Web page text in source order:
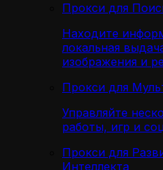
Прокси для
Находите
локальная
изображения и
Прокси для
Управляйте
работы, игр и
Прокси для
Интеллекта